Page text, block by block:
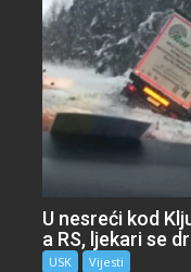
U nesreći kod
a RS, ljekari se
USK Vijesti